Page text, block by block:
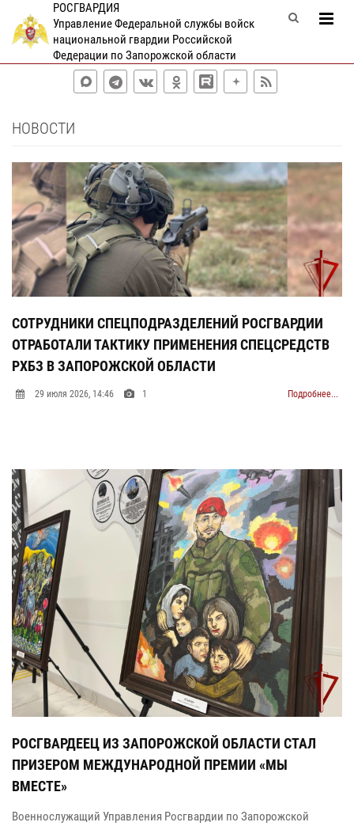
РОСГВАРДИЯ
Управление Федеральной службы войск
национальной гвардии Российской
Федерации по Запорожской области
НОВОСТИ
СОТРУДНИКИ СПЕЦПОДРАЗДЕЛЕНИЙ РОСГВАРДИИ
ОТРАБОТАЛИ ТАКТИКУ ПРИМЕНЕНИЯ СПЕЦСРЕДСТВ
РХБЗ В ЗАПОРОЖСКОЙ ОБЛАСТИ
29 июля 2026, 14:46 1 Подробнее...
РОСГВАРДЕЕЦ ИЗ ЗАПОРОЖСКОЙ ОБЛАСТИ СТАЛ
ПРИЗЕРОМ МЕЖДУНАРОДНОЙ ПРЕМИИ «МЫ
ВМЕСТЕ»
Военнослужащий Управления Росгвардии по Запорожской